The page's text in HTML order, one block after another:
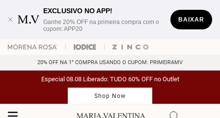
EXCLUSIVO NO APP!
Ganhe 20% OFF na primeira compra com o
cupom: APP20
BAIXAR
20% OFF NA 1° COMPRA USANDO O CUPOM: PRIMEIRAMV
Especial 08.08 Liberado: TUDO 60% OFF no Outlet
Shop Now